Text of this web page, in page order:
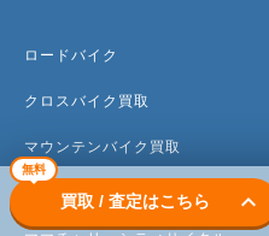
無料
買取 / 査定はこちら keyboard_arrow_down
ロードバイク
クロスバイク買取
マウンテンバイク買取
電動アシスト自転車